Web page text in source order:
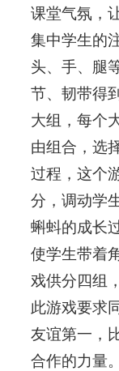
课堂气氛，
集中学生的
头、手、腿
节、韧带得
大组，每个
由组合，选
过程，这个
分，调动学
蝌蚪的成长
使学生带着
戏供分四组
此游戏要求
友谊第一，
合作的力量。